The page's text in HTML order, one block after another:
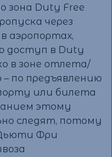
зона Duty Free
через
аэропортах,
доступ в Duty
в зоне отлета/
по предъявлению
или билета
этому
следят, потому
Фри